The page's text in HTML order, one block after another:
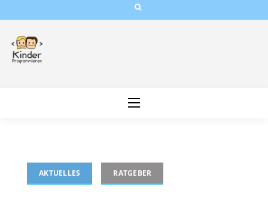
content
AKTUELLES RATGEBER